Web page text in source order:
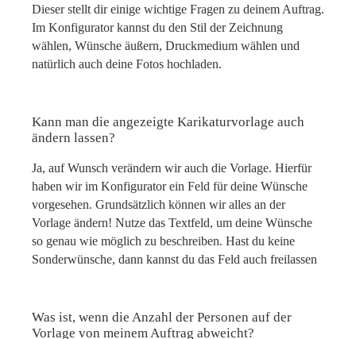
Dieser stellt dir einige wichtige Fragen zu deinem Auftrag.
Im Konfigurator kannst du den Stil der Zeichnung
wählen, Wünsche äußern, Druckmedium wählen und
natürlich auch deine Fotos hochladen.
Kann man die angezeigte Karikaturvorlage auch
ändern lassen?
Ja, auf Wunsch verändern wir auch die Vorlage. Hierfür
haben wir im Konfigurator ein Feld für deine Wünsche
vorgesehen. Grundsätzlich können wir alles an der
Vorlage ändern! Nutze das Textfeld, um deine Wünsche
so genau wie möglich zu beschreiben. Hast du keine
Sonderwünsche, dann kannst du das Feld auch freilassen
Was ist, wenn die Anzahl der Personen auf der
Vorlage von meinem Auftrag abweicht?